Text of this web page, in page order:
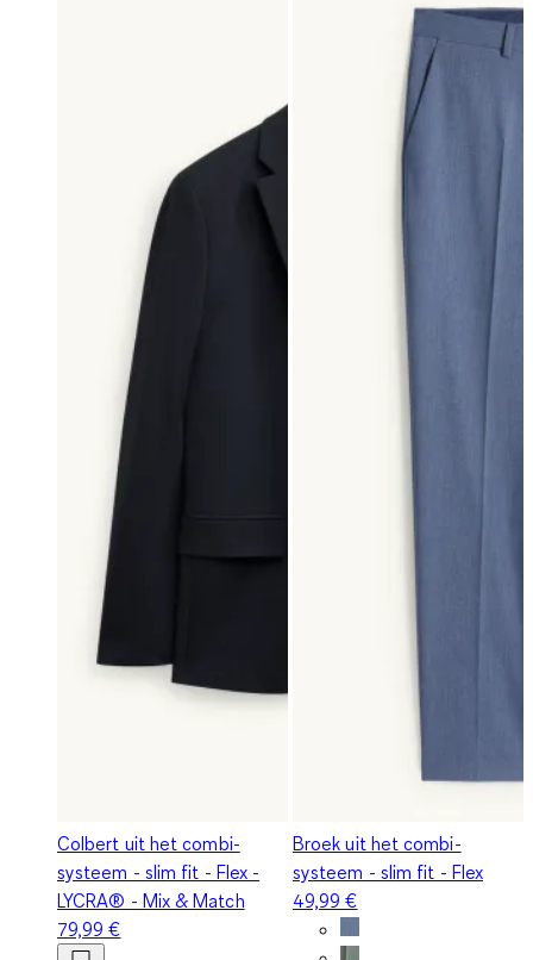
Colbert uit het combi-
systeem - slim fit - Flex -
LYCRA® - Mix & Match
79,99 €
Broek uit het combi-
systeem - slim fit - Flex
49,99 €